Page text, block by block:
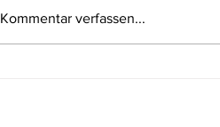
Kommentar verfassen...